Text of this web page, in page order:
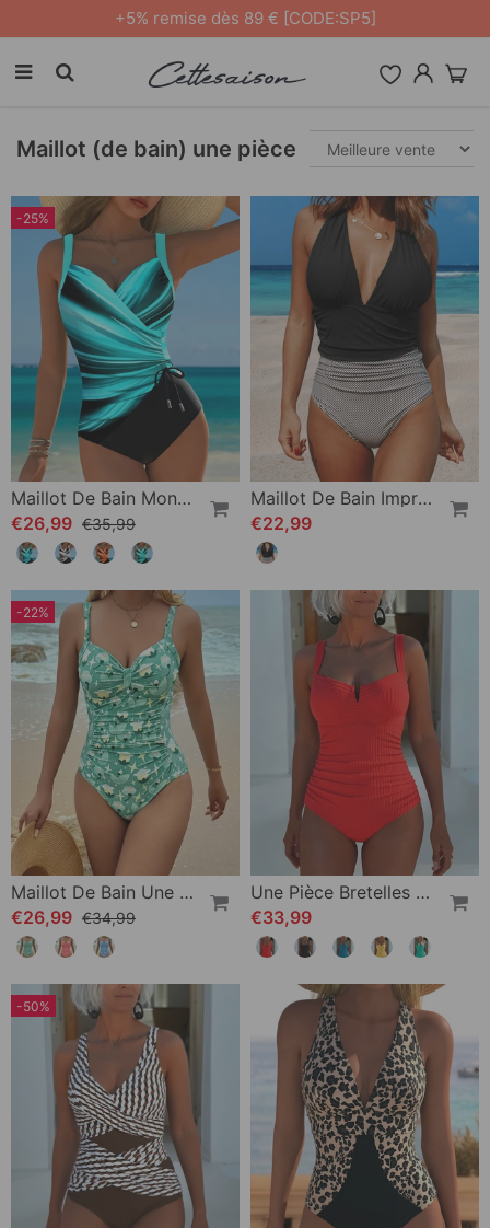
Livraison gratuite à partir de59€
Maillot (de bain) une pièce
-25%
Maillot De Bain Monopièce Cordelette De Couleur Contrastée
€26,99 €35,99
Maillot De Bain Imprimé Rayé
€22,99
-22%
Maillot De Bain Une Pièce Débardeur Imprimé
€26,99 €34,99
Une Pièce Bretelles Spaghetti Carré Encolure
€33,99
-50%